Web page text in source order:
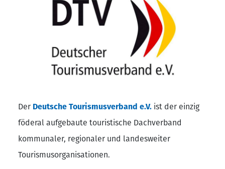
Der Deutsche Tourismusverband e.V. ist der einzig
föderal aufgebaute touristische Dachverband
kommunaler, regionaler und landesweiter
Tourismusorganisationen.